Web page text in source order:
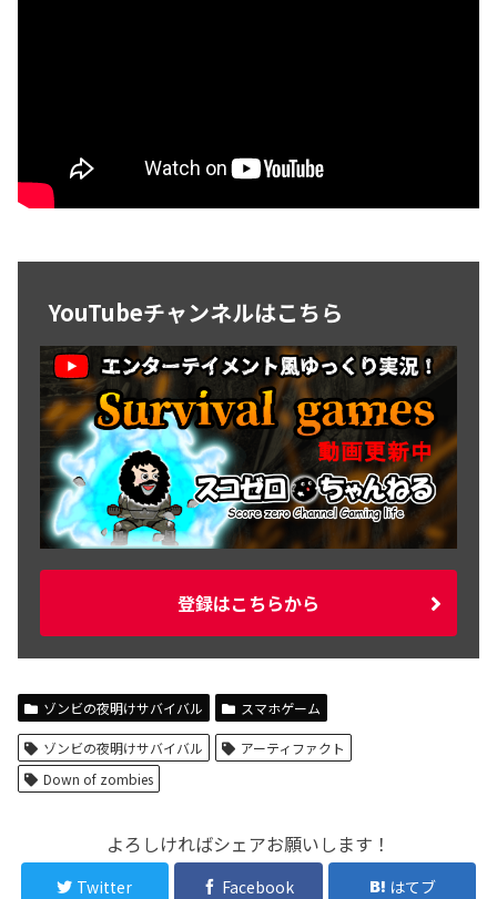
YouTubeチャンネルはこちら
登録はこちらから
ゾンビの夜明けサバイバル スマホゲーム
ゾンビの夜明けサバイバル
アーティファクト
Down of zombies
よろしければシェアお願いします！
Twitter Facebook はてブ